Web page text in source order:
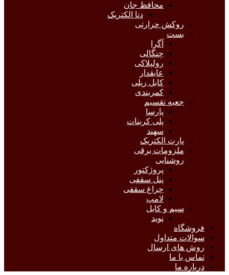
محافظ جان
دنا الکتریک
روکش حرارتی
بست
آگرا
چنگالی
رولپلاکی
عایقدار
کابل ریلی
کمربندی
جعبه تقسیم
پارسا
پلی کربنات
سهند
پارت الکتریک
ملزومات برقی
روشنایی
پروژکتور
پنل سقفی
چراغ سقفی
لامپ
سیم و کابل
نوید
فروشگاه
سوالات متداول
روش های ارسال
تماس با ما
درباره ما